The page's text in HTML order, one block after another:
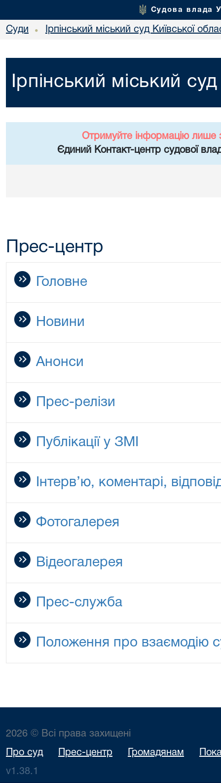
Судова влада
Суди • Ірпінський міський суд Київської
Ірпінський міський
Отримуйте інформацію лише
Єдиний Контакт-центр судової
Прес-центр
Головне
Новини
Анонси
Прес-релізи
Публікації у ЗМІ
Інтерв’ю, коментарі,
Фотогалерея
Відеогалерея
Прес-служба
Положення про взаємодію
2026 © Всі права захищені
Про суд Прес-центр Громадянам
v1.38.1